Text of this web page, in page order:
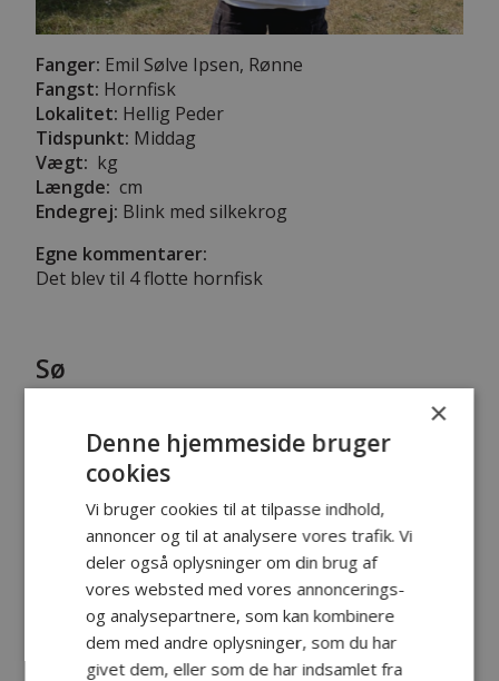
Fanger: Emil Sølve Ipsen, Rønne
Fangst: Hornfisk
Lokalitet: Hellig Peder
Tidspunkt: Middag
Vægt: kg
Længde: cm
Endegrej: Blink med silkekrog
Egne kommentarer:
Det blev til 4 flotte hornfisk
Sø
×
Denne hjemmeside bruger
cookies
Vi bruger cookies til at tilpasse indhold,
annoncer og til at analysere vores trafik. Vi
deler også oplysninger om din brug af
vores websted med vores annoncerings-
og analysepartnere, som kan kombinere
dem med andre oplysninger, som du har
givet dem, eller som de har indsamlet fra